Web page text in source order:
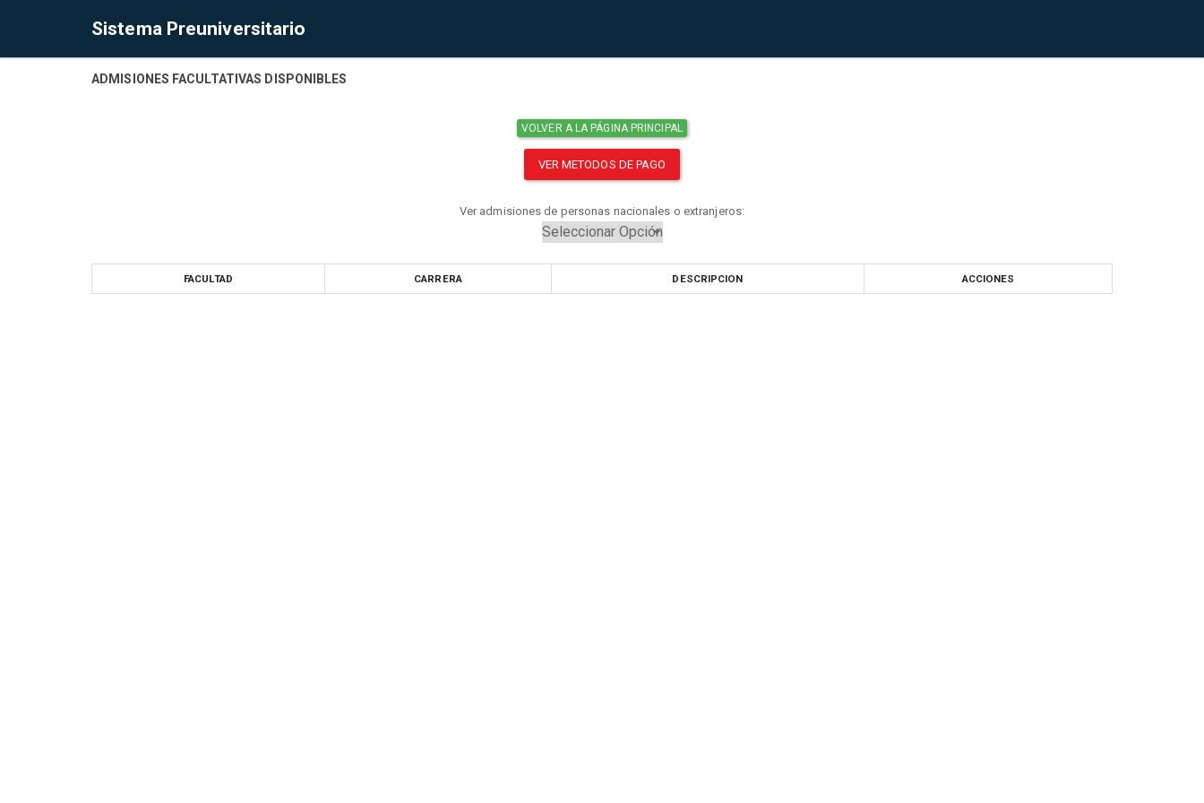
Sistema Preuniversitario
ADMISIONES FACULTATIVAS DISPONIBLES
VOLVER A LA PÁGINA PRINCIPAL
VER METODOS DE PAGO
Ver admisiones de personas nacionales o extranjeros:
FACULTAD CARRERA DESCRIPCION ACCIONES